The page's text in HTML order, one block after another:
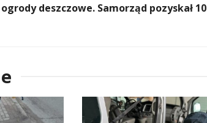
deszczowe. Samorząd pozyskał 10